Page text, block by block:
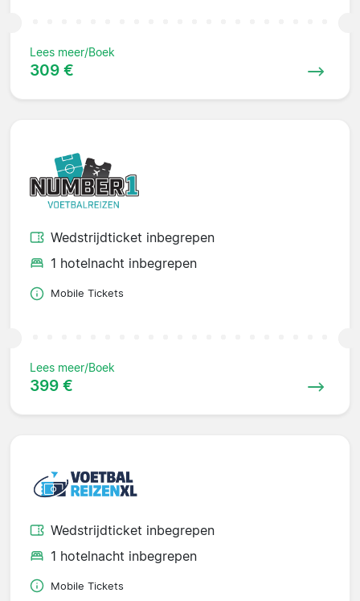
Lees meer/Boek
309 €
Wedstrijdticket inbegrepen
1 hotelnacht inbegrepen
Mobile Tickets
Lees meer/Boek
399 €
Wedstrijdticket inbegrepen
1 hotelnacht inbegrepen
Mobile Tickets